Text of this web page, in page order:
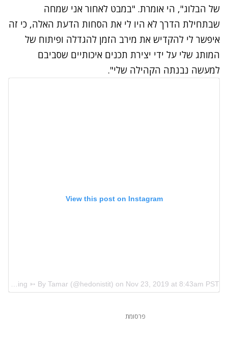
של הבלוג", הי אומרת. "במבט לאחור אני שמחה
שבתחילת הדרך לא היו לי את הסחות הדעת האלה, כי זה
איפשר לי להקדיש את מירב הזמן להגדלה ופיתוח של
המותג שלי על ידי יצירת תכנים איכותיים שסביבם
למעשה נבנתה הקהילה שלי".
View this post on Instagram
on Nov 23, 2019 at 8:43am PST
פרסומת